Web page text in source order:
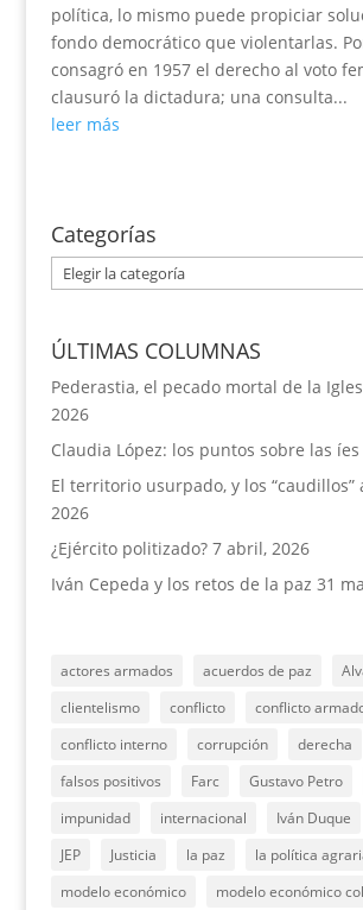
política, lo mismo puede propiciar
fondo democrático que violentarlas.
consagró en 1957 el derecho al voto
clausuró la dictadura; una consulta...
leer más
Categorías
Categorías
ÚLTIMAS COLUMNAS
Pederastia, el pecado mortal de la
2026
Claudia López: los puntos sobre las íes
El territorio usurpado, y los “caudillos”
2026
¿Ejército politizado? 7 abril, 2026
Iván Cepeda y los retos de la paz 31
actores armados acuerdos de paz
clientelismo
conflicto
conflicto
conflicto interno
corrupción derecha
falsos positivos
Farc Gustavo Petro
impunidad
internacional Iván Duque
JEP
Justicia la paz
la política
modelo económico
modelo económico